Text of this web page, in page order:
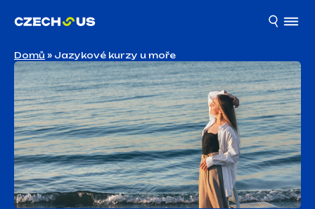
Domů » Jazykové kurzy u moře